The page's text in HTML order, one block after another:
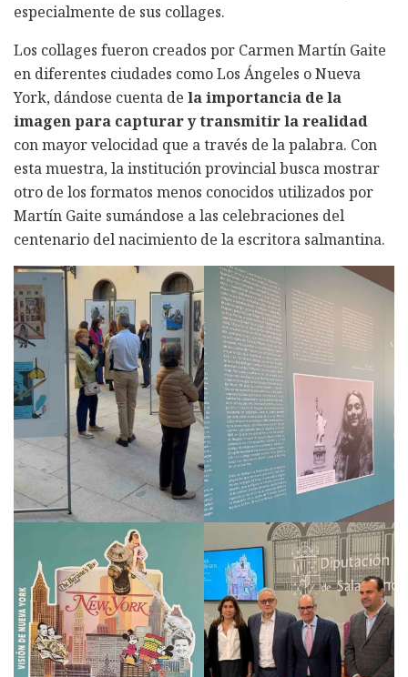
especialmente de sus collages.
Los collages fueron creados por Carmen Martín Gaite
en diferentes ciudades como Los Ángeles o Nueva
York, dándose cuenta de la importancia de la
imagen para capturar y transmitir la realidad
con mayor velocidad que a través de la palabra. Con
esta muestra, la institución provincial busca mostrar
otro de los formatos menos conocidos utilizados por
Martín Gaite sumándose a las celebraciones del
centenario del nacimiento de la escritora salmantina.